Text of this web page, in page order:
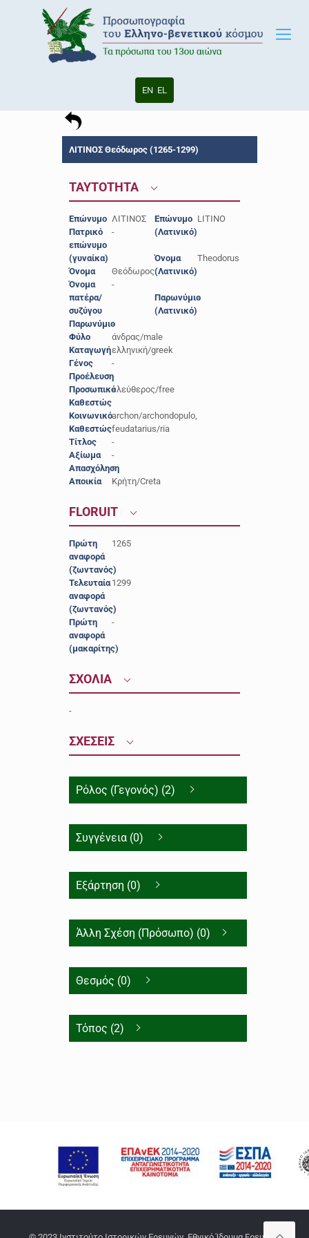
EN EL
ΛΙΤΙΝΟΣ Θεόδωρος (1265-1299)
ΤΑΥΤΟΤΗΤΑ
Επώνυμο ΛΙΤΙΝΟΣ
Πατρικό
επώνυμο
(γυναίκα)
-
Όνομα
Θεόδωρος
Όνομα
πατέρα/
συζύγου
-
Παρωνύμιο
-
Φύλο
άνδρας/male
Καταγωγήελληνική/greek
Γένος
-
Προέλευση-
Προσωπικό
Καθεστώς
ελεύθερος/free
Κοινωνικό
Καθεστώς
archon/archondopulo,
feudatarius/ria
Τίτλος
-
Αξίωμα
-
Απασχόληση
-
Αποικία
Κρήτη/Creta
Επώνυμο
(Λατινικό)
LITINO
Όνομα
(Λατινικό)
Theodorus
Παρωνύμιο
(Λατινικό)
-
FLORUIT
Πρώτη
αναφορά
(ζωντανός)
1265
Τελευταία
αναφορά
(ζωντανός)
1299
Πρώτη
αναφορά
(μακαρίτης)
-
ΣΧΟΛΙΑ
-
ΣΧΕΣΕΙΣ
Ρόλος (Γεγονός) (2)
Συγγένεια (0)
Εξάρτηση (0)
Άλλη Σχέση (Πρόσωπο) (0)
Θεσμός (0)
Τόπος (2)